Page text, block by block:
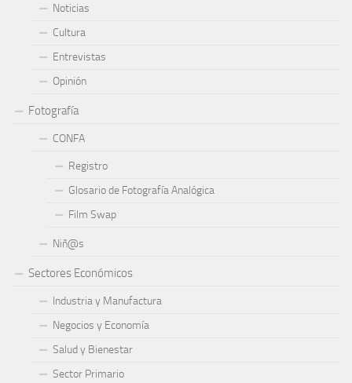
Noticias
Cultura
Entrevistas
Opinión
Fotografía
CONFA
Registro
Glosario de Fotografía Analógica
Film Swap
Niñ@s
Sectores Económicos
Industria y Manufactura
Negocios y Economía
Salud y Bienestar
Sector Primario